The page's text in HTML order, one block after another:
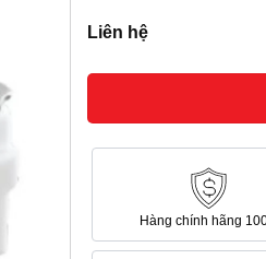
xếp
Liên hệ
Hàng chính hãng